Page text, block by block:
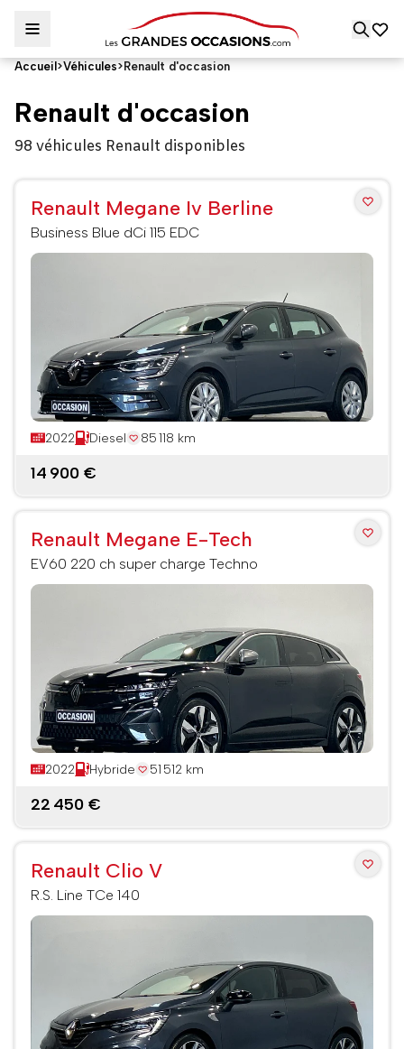
Accueil >Véhicules> Renault d'occasion
Renault d'occasion
98 véhicules Renault disponibles
Renault Megane Iv Berline
Business Blue dCi 115 EDC
2022 Diesel 85 118 km
14 900 €
Renault Megane E-Tech
EV60 220 ch super charge Techno
2022 Hybride 51 512 km
22 450 €
Renault Clio V
R.S. Line TCe 140